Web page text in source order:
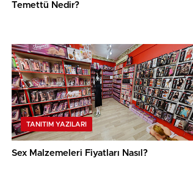
Temettü Nedir?
TANITIM YAZILARI
Sex Malzemeleri Fiyatları Nasıl?